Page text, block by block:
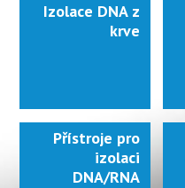
Izolace DNA z
krve
Přístroje pro
izolaci
DNA/RNA